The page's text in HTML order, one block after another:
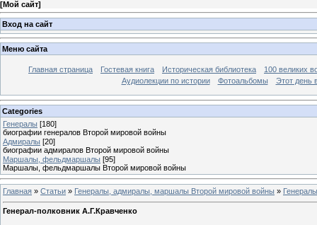
[Мой сайт]
Вход на сайт
Меню сайта
Главная страница Гостевая книга Историческая библиотека
100 великих
Аудиолекции по истории
Фотоальбомы Этот день
Categories
Генералы [180]
биографии генералов Второй мировой войны
Адмиралы [20]
биографии адмиралов Второй мировой войны
Маршалы, фельдмаршалы [95]
Маршалы, фельдмаршалы Второй мировой войны
Главная » Статьи » Генералы, адмиралы, маршалы Второй мировой войны » Генералы
Генерал-полковник А.Г.Кравченко